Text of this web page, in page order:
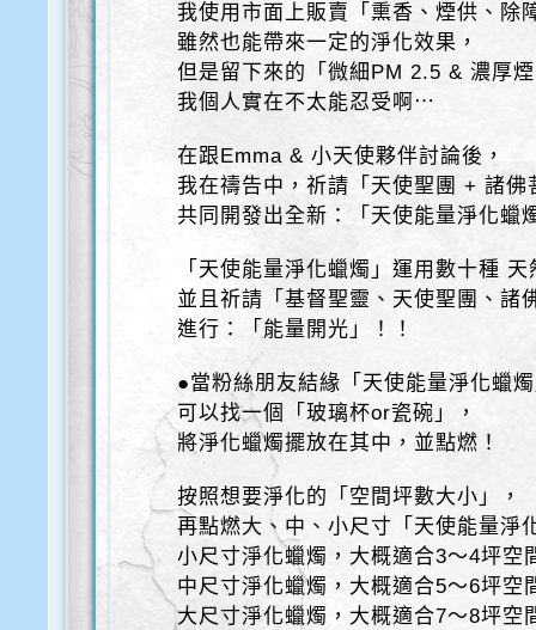
我使用市面上販賣「熏香、煙供、除
雖然也能帶來一定的淨化效果，
但是留下來的「微細PM 2.5 & 濃厚
我個人實在不太能忍受啊⋯
在跟Emma & 小天使夥伴討論後，
我在禱告中，祈請「天使聖團 + 諸佛
共同開發出全新：「天使能量淨化蠟
「天使能量淨化蠟燭」運用數十種
並且祈請「基督聖靈、天使聖團、諸
進行：「能量開光」！！
●當粉絲朋友結緣「天使能量淨化蠟
可以找一個「玻璃杯or瓷碗」，
將淨化蠟燭擺放在其中，並點燃！
按照想要淨化的「空間坪數大小」，
再點燃大、中、小尺寸「天使能量淨
小尺寸淨化蠟燭，大概適合3～4坪空
中尺寸淨化蠟燭，大概適合5～6坪空
大尺寸淨化蠟燭，大概適合7～8坪空